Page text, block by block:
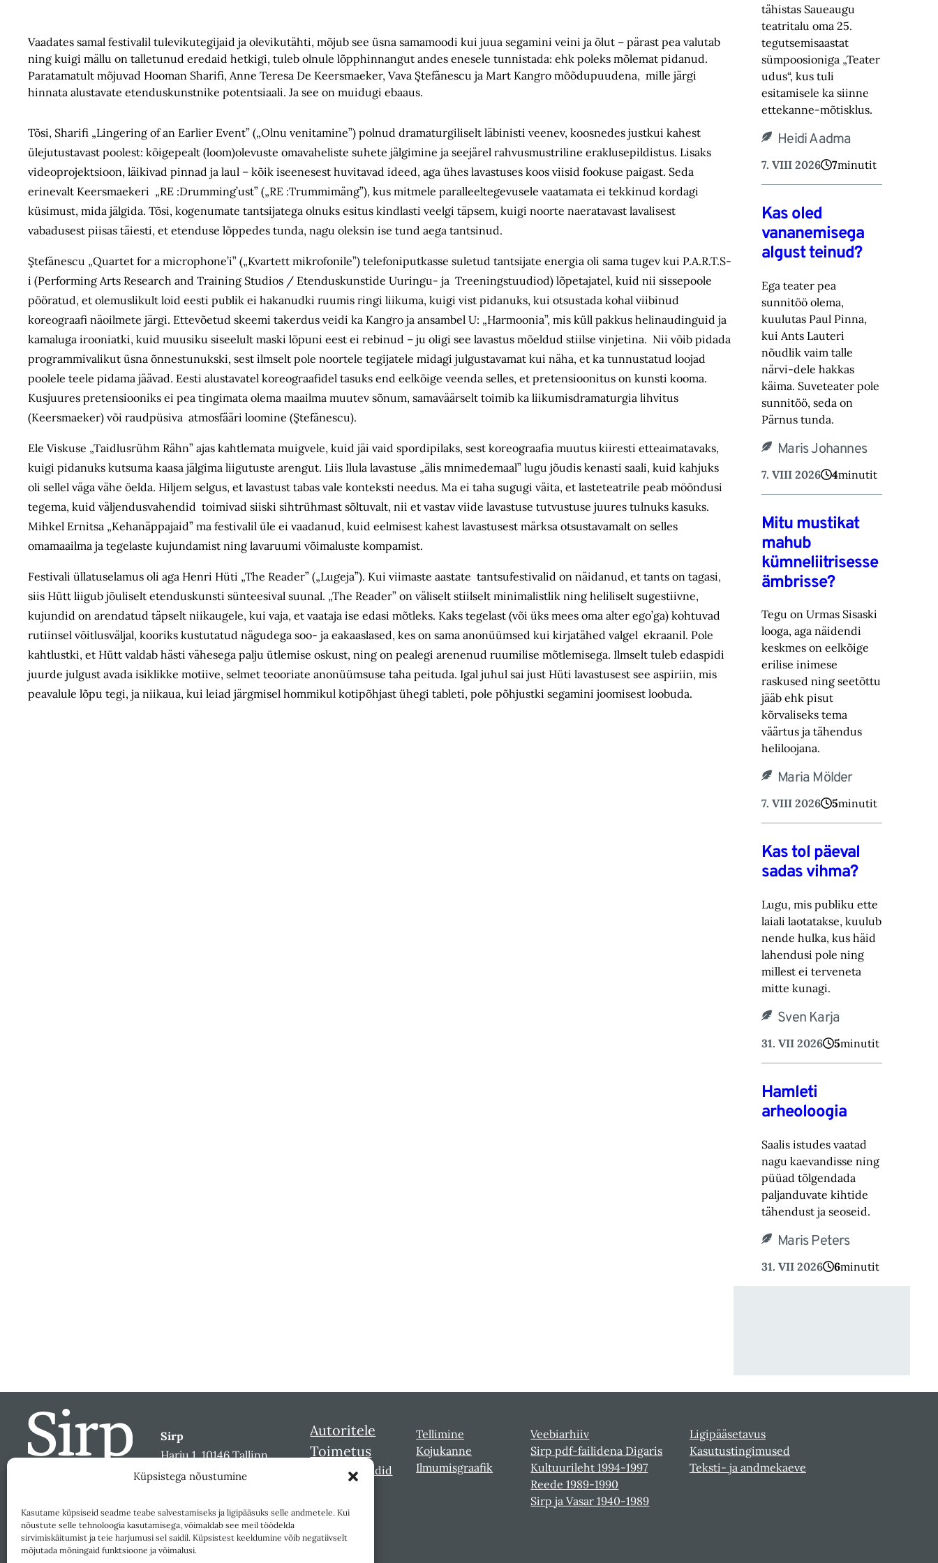
Küpsistega nõustumine
Kasutame küpsiseid seadme teabe salvestamiseks ja ligipääsuks selle andmetele. Kui
nõustute selle tehnoloogia kasutamisega, võimaldab see meil töödelda
sirvimiskäitumist ja teie harjumusi sel saidil. Küpsistest keeldumine võib negatiivselt
mõjutada mõningaid funktsioone ja võimalusi.
Vaadates samal festivalil tulevikutegijaid ja olevikutähti, mõjub see üsna samamoodi kui juua segamini veini ja õlut – pärast pea valutab
ning kuigi mällu on talletunud eredaid hetkigi, tuleb olnule lõpphinnangut andes enesele tunnistada: ehk poleks mõlemat pidanud.
Paratamatult mõjuvad Hooman Sharifi, Anne Teresa De Keersmaeker, Vava Ştefănescu ja Mart Kangro mõõdupuudena, mille järgi
hinnata alustavate etenduskunstnike potentsiaali. Ja see on muidugi ebaaus.
Tõsi, Sharifi „Lingering of an Earlier Event” („Olnu venitamine”) polnud dramaturgiliselt läbinisti veenev, koosnedes justkui kahest
ülejutustavast poolest: kõigepealt (loom)olevuste omavaheliste suhete jälgimine ja seejärel rahvusmustriline eraklusepildistus. Lisaks
videoprojektsioon, läikivad pinnad ja laul – kõik iseenesest huvitavad ideed, aga ühes lavastuses koos viisid fookuse paigast. Seda
erinevalt Keersmaekeri „RE :Drumming’ust” („RE :Trummimäng”), kus mitmele paralleeltegevusele vaatamata ei tekkinud kordagi
küsimust, mida jälgida. Tõsi, kogenumate tantsijatega olnuks esitus kindlasti veelgi täpsem, kuigi noorte naeratavast lavalisest
vabadusest piisas täiesti, et etenduse lõppedes tunda, nagu oleksin ise tund aega tantsinud.
Ştefănescu „Quartet for a microphone’i” („Kvartett mikrofonile”) telefoniputkasse suletud tantsijate energia oli sama tugev kui P.A.R.T.S-
i (Performing Arts Research and Training Studios / Etenduskunstide Uuringu- ja Treeningstuudiod) lõpetajatel, kuid nii sissepoole
pööratud, et olemuslikult loid eesti publik ei hakanudki ruumis ringi liikuma, kuigi vist pidanuks, kui otsustada kohal viibinud
koreograafi näoilmete järgi. Ettevõetud skeemi takerdus veidi ka Kangro ja ansambel U: „Harmoonia”, mis küll pakkus helinaudinguid ja
kamaluga irooniatki, kuid muusiku siseelult maski lõpuni eest ei rebinud – ju oligi see lavastus mõeldud stiilse vinjetina. Nii võib pidada
programmivalikut üsna õnnestunukski, sest ilmselt pole noortele tegijatele midagi julgustavamat kui näha, et ka tunnustatud loojad
poolele teele pidama jäävad. Eesti alustavatel koreograafidel tasuks end eelkõige veenda selles, et pretensioonitus on kunsti kooma.
Kusjuures pretensiooniks ei pea tingimata olema maailma muutev sõnum, samaväärselt toimib ka liikumisdramaturgia lihvitus
(Keersmaeker) või raudpüsiva atmosfääri loomine (Ştefănescu).
Ele Viskuse „Taidlusrühm Rähn” ajas kahtlemata muigvele, kuid jäi vaid spordipilaks, sest koreograafia muutus kiiresti etteaimatavaks,
kuigi pidanuks kutsuma kaasa jälgima liigutuste arengut. Liis Ilula lavastuse „älis mnimedemaal” lugu jõudis kenasti saali, kuid kahjuks
oli sellel väga vähe öelda. Hiljem selgus, et lavastust tabas vale konteksti needus. Ma ei taha sugugi väita, et lasteteatrile peab mööndusi
tegema, kuid väljendusvahendid toimivad siiski sihtrühmast sõltuvalt, nii et vastav viide lavastuse tutvustuse juures tulnuks kasuks.
Mihkel Ernitsa „Kehanäppajaid” ma festivalil üle ei vaadanud, kuid eelmisest kahest lavastusest märksa otsustavamalt on selles
omamaailma ja tegelaste kujundamist ning lavaruumi võimaluste kompamist.
Festivali üllatuselamus oli aga Henri Hüti „The Reader” („Lugeja”). Kui viimaste aastate tantsufestivalid on näidanud, et tants on tagasi,
siis Hütt liigub jõuliselt etenduskunsti sünteesival suunal. „The Reader” on väliselt stiilselt minimalistlik ning heliliselt sugestiivne,
kujundid on arendatud täpselt niikaugele, kui vaja, et vaataja ise edasi mõtleks. Kaks tegelast (või üks mees oma alter ego’ga) kohtuvad
rutiinsel võitlusväljal, kooriks kustutatud nägudega soo- ja eakaaslased, kes on sama anonüümsed kui kirjatähed valgel ekraanil. Pole
kahtlustki, et Hütt valdab hästi vähesega palju ütlemise oskust, ning on pealegi arenenud ruumilise mõtlemisega. Ilmselt tuleb edaspidi
juurde julgust avada isiklikke motiive, selmet teooriate anonüümsuse taha peituda. Igal juhul sai just Hüti lavastusest see aspiriin, mis
peavalule lõpu tegi, ja niikaua, kui leiad järgmisel hommikul kotipõhjast ühegi tableti, pole põhjustki segamini joomisest loobuda.
tähistas Saueaugu
teatritalu oma 25.
tegutsemisaastat
sümpoosioniga „Teater
‎udus“, kus tuli
esitamisele ka siinne
ettekanne-mõtisklus.‎
Heidi Aadma
7. VIII 2026 7minutit
Kas oled
vananemisega
algust teinud?
Ega teater pea
sunnitöö olema,
kuulutas Paul Pinna,
kui Ants Lauteri
nõudlik vaim talle
närvi-‎dele hakkas
käima. Suveteater pole
sunnitöö, seda on
Pärnus tunda.‎
Maris Johannes
7. VIII 2026 4minutit
Mitu mustikat
mahub
kümneliitrisesse
ämbrisse?
Tegu on Urmas Sisaski
looga, aga näidendi
keskmes on eelkõige
erilise inimese
raskused ning ‎seetõttu
jääb ehk pisut
kõrvaliseks tema
väärtus ja tähendus
heliloojana.‎
Maria Mölder
7. VIII 2026 5minutit
Kas tol päeval
sadas vihma?
Lugu, mis publiku ette
laiali laotatakse, kuulub
nende hulka, kus häid
lahendusi pole ning
millest ei terveneta
mitte kunagi.
Sven Karja
31. VII 2026 5minutit
Hamleti
arheoloogia
Saalis istudes vaatad
nagu kaevandisse ning
püüad tõlgendada
paljanduvate kihtide
tähendust ja seoseid.
Maris Peters
31. VII 2026 6minutit
Sirp
Harju 1, 10146 Tallinn
sirp@sirp.ee
Toeta
Autoritele
Toimetus
Sirbi laureaadid
Tellimine
Kojukanne
Ilmumisgraafik
Veebiarhiiv
Sirp pdf-failidena Digaris
Kultuurileht 1994-1997
Reede 1989-1990
Sirp ja Vasar 1940-1989
Ligipääsetavus
Kasutustingimused
Teksti- ja andmekaeve